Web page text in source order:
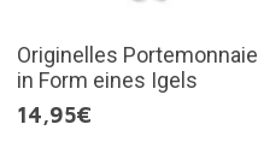
Originelles Portemonnaie
in Form eines Igels
14,95€